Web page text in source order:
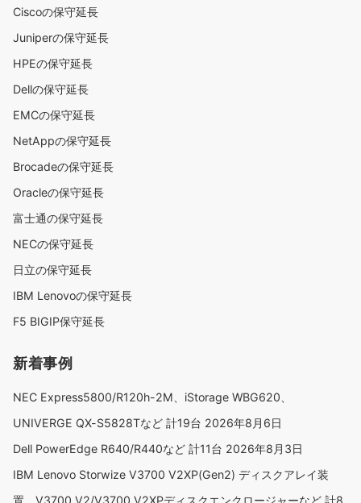
Ciscoの保守延長
Juniperの保守延長
HPEの保守延長
Dellの保守延長
EMCの保守延長
NetAppの保守延長
Brocadeの保守延長
Oracleの保守延長
富士通の保守延長
NECの保守延長
日立の保守延長
IBM Lenovoの保守延長
F5 BIGIP保守延長
新着事例
NEC Express5800/R120h-2M、iStorage WBG620、
UNIVERGE QX-S5828Tなど 計19台 2026年8月6日
Dell PowerEdge R640/R440など 計11台 2026年8月3日
IBM Lenovo Storwize V3700 V2XP(Gen2) ディスクアレイ装